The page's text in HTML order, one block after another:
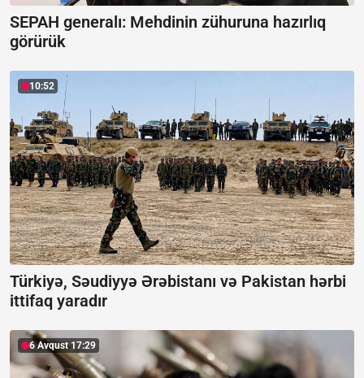
SEPAH generalı: Mehdinin zühuruna hazırlıq
görürük
10:52
Türkiyə, Səudiyyə Ərəbistanı və Pakistan hərbi
ittifaq yaradır
6 Avqust 17:29